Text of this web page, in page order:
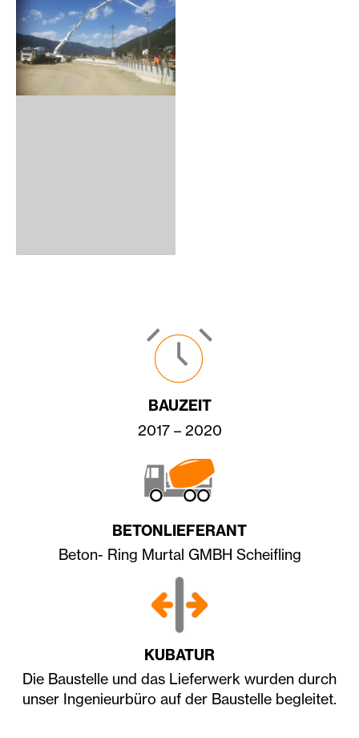
BAUZEIT
2017 – 2020
BETONLIEFERANT
Beton- Ring Murtal GMBH Scheifling
KUBATUR
Die Baustelle und das Lieferwerk wurden durch
unser Ingenieurbüro auf der Baustelle begleitet.